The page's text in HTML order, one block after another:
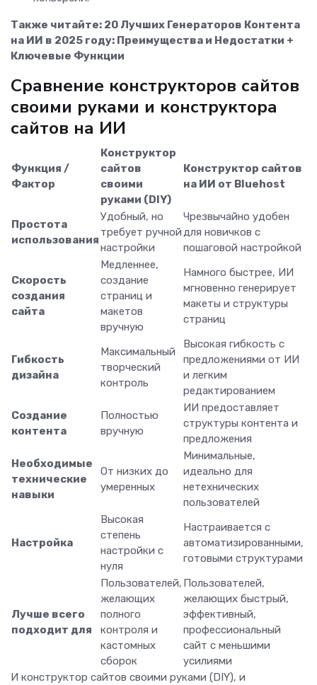
Также читайте: 20 Лучших Генераторов Контента
на ИИ в 2025 году: Преимущества и Недостатки +
Ключевые Функции
Сравнение конструкторов сайтов
своими руками и конструктора
сайтов на ИИ
Функция /
Фактор
Конструктор
сайтов
своими
руками (DIY)
Конструктор сайтов
на ИИ от Bluehost
Простота
использования
Удобный, но
требует ручной
настройки
Чрезвычайно удобен
для новичков с
пошаговой настройкой
Скорость
создания
сайта
Медленнее,
создание
страниц и
макетов
вручную
Намного быстрее, ИИ
мгновенно генерирует
макеты и структуры
страниц
Гибкость
дизайна
Максимальный
творческий
контроль
Высокая гибкость с
предложениями от ИИ
и легким
редактированием
Создание
контента
Полностью
вручную
ИИ предоставляет
структуры контента и
предложения
Необходимые
технические
навыки
От низких до
умеренных
Минимальные,
идеально для
нетехнических
пользователей
Настройка
Высокая
степень
настройки с
нуля
Настраивается с
автоматизированными,
готовыми структурами
Лучше всего
подходит для
Пользователей,
желающих
полного
контроля и
кастомных
сборок
Пользователей,
желающих быстрый,
эффективный,
профессиональный
сайт с меньшими
усилиями
И конструктор сайтов своими руками (DIY), и